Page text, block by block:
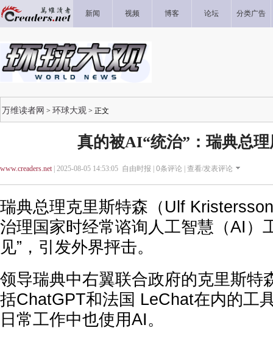
新闻 视频 博客 论坛 分类广告
万维读者网 > 环球大观 > 正文
真的被AI“统治”：瑞典总
www.creaders.net| 2025-08-05 14:53:05 自由时报 | 0条评论 | 查看/发表评论
瑞典总理克里斯特森（Ulf
治理国家时经常谘询人工智慧（AI）
见”，引发外界抨击。
领导瑞典中右翼联合政府的克里斯特
括ChatGPT和法国 LeChat在内的工
日常工作中也使用AI。